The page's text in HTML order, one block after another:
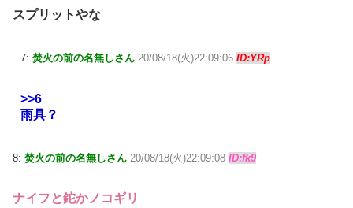
スプリットやな
7: 焚火の前の名無しさん 20/08/18(火)22:09:06 ID:YRp
>>6
雨具？
8: 焚火の前の名無しさん 20/08/18(火)22:09:08 ID:fk9
ナイフと鉈かノコギリ